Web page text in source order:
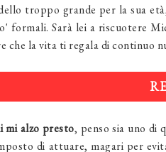
troppo grande per la sua
formali. Sarà lei a riscuotere
che la vita ti regala di continuo
mi alzo presto, penso sia uno di
di attuare, magari per